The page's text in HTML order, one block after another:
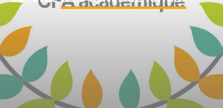
de 64 sites de formation |